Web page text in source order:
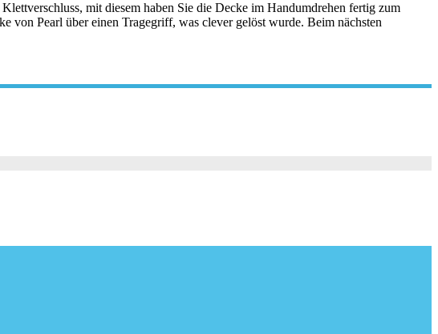
mit diesem haben Sie die Decke im Handumdrehen fertig zum
von Pearl über einen Tragegriff, was clever gelöst wurde. Beim nächsten